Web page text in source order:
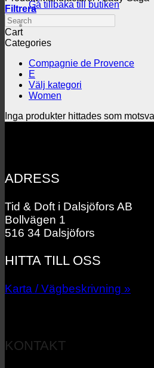
Gå tillbaka till butiken
Filtrera
Search
Cart
Categories
Compagnie de Provence
E
Välj kategori
Women
Inga produkter hittades som
ADRESS
Tid & Doft i Dalsjöfors AB
Bollvägen 1
516 34 Dalsjöfors
HITTA TILL OSS
Karta / Vägbeskrivning »
KONTAKT